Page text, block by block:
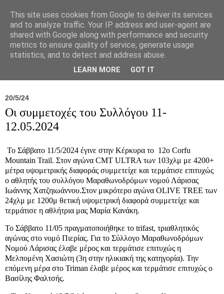
Σύλλογος Ιπποκράτειος
20/5/24
Οι συμμετοχές του Συλλόγου 11-
12.05.2024
To Σάββατο 11/5/2024 έγινε στην Κέρκυρα το 12ο Corfu
Mountain Trail. Στον αγώνα CMT ULTRA των 103χλμ με 4200+
μέτρα υψομετρικής διαφοράς συμμετείχε και τερμάτισε επιτυχώς
ο αθλητής του συλλόγου Μαραθωνοδρόμων νομού Λάρισας
Ιωάννης Χατζηιωάννου.Στον μικρότερο αγώνα OLIVE TREE των
24χλμ με 1200μ θετική υψομετρική διαφορά συμμετείχε και
τερμάτισε η αθλήτρια μας Μαρία Κανάκη.
Το Σάββατο 11/05 πραγματοποιήθηκε το trifast, τριαθλητικός
αγώνας στο νομό Πιερίας. Για το Σύλλογο Μαραθωνοδρόμων
Νομού Λάρισας έλαβε μέρος και τερμάτισε επιτυχώς η
Μελπομένη Χασιώτη (3η στην ηλικιακή της κατηγορία). Την
επόμενη μέρα στο Triman έλαβε μέρος και τερμάτισε επιτυχώς ο
Βασίλης Φαλτσής.
This site uses cookies from Google to deliver its services
and to analyze traffic. Your IP address and user-agent are
shared with Google along with performance and security
metrics to ensure quality of service, generate usage
statistics, and to detect and address abuse.
LEARN MORE GOT IT